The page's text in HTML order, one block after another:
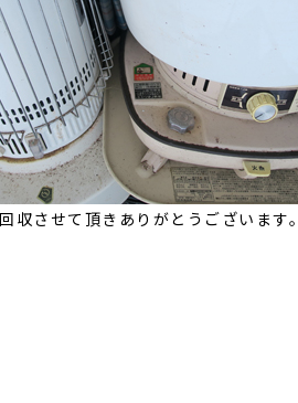
回収させて頂きありがとうございます。